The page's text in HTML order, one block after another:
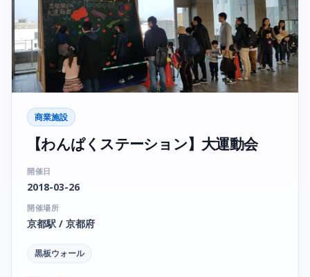
商業施設
【わんぱくステーション】大運動会
開催日
2018-03-26
開催場所
京都駅 / 京都府
黒板ウォール